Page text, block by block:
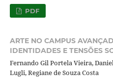
PDF
ARTE NO CAMPUS
IDENTIDADES E TENSÕES
Fernando Gil Portela Vieira,
Lugli, Regiane de Souza Costa